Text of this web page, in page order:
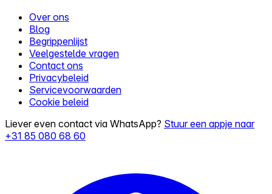
Over ons
Blog
Begrippenlijst
Veelgestelde vragen
Contact ons
Privacybeleid
Servicevoorwaarden
Cookie beleid
Liever even contact via WhatsApp? Stuur een appje naar
+31 85 080 68 60